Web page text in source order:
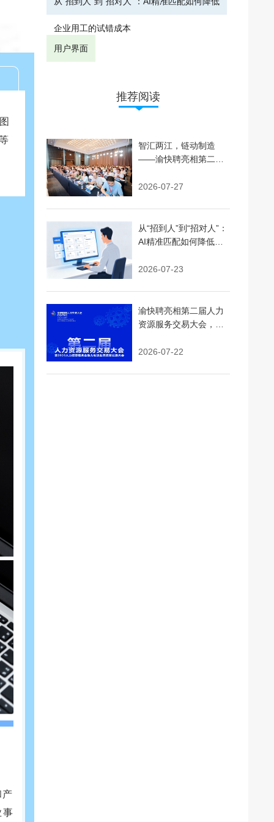
事
企业用工的试错成本
用户界面
推荐阅读
智汇两江，链动制造
——渝快聘亮相第二届
并完成战略签约
2026-07-27
从“招到人”到“招对人”：
AI精准匹配如何降低企
2026-07-23
渝快聘亮相第二届人力
资源服务交易大会，AI
行业新浪潮
2026-07-22